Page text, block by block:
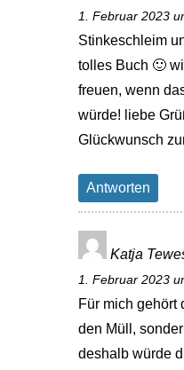
1. Februar 2023
Stinkeschleim
tolles Buch 🙂
freuen, wenn
würde! liebe
Glückwunsch
Antworten
Katja
1. Februar 2023
Für mich gehört
den Müll,
deshalb würde